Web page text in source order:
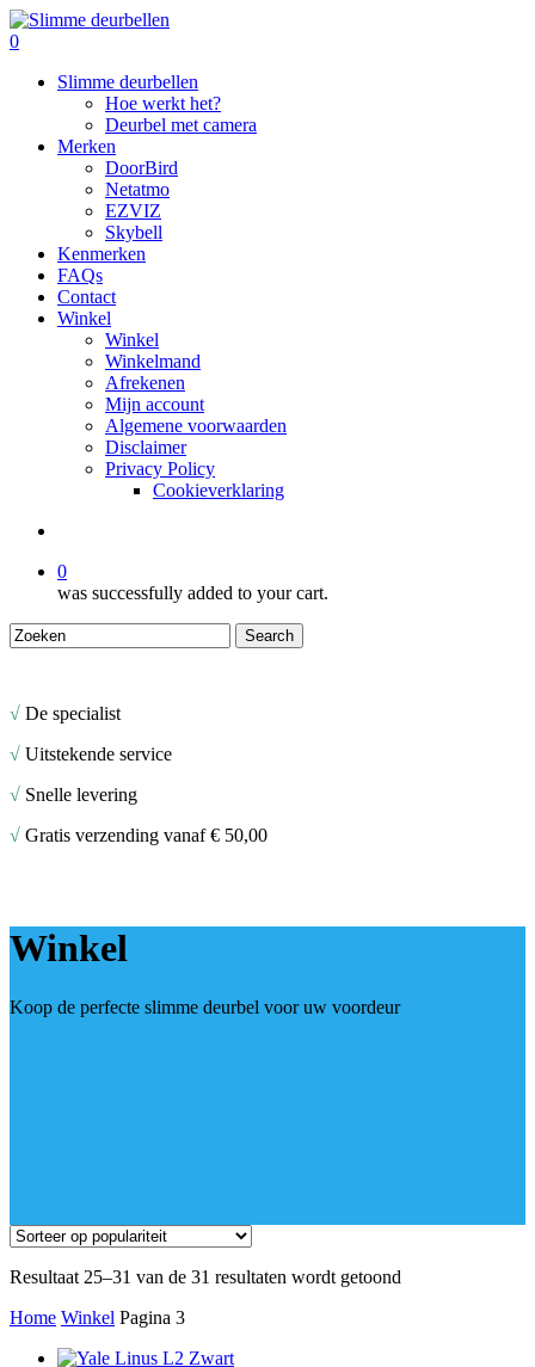
Skip
to
content
search
0
Slimme deurbellen
Hoe werkt het?
Deurbel met camera
Merken
DoorBird
Netatmo
EZVIZ
Skybell
Kenmerken
FAQs
Contact
Winkel
Winkel
Winkelmand
Afrekenen
Mijn account
Algemene voorwaarden
Disclaimer
Privacy Policy
Cookieverklaring
0
was successfully added to your cart.
Search
√ De specialist
√ Uitstekende service
√ Snelle levering
√ Gratis verzending vanaf € 50,00
Winkel
Koop de perfecte slimme deurbel voor uw voordeur
Resultaat 25–31 van de 31 resultaten wordt getoond
Home Winkel Pagina 3